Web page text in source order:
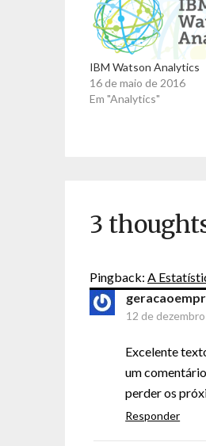
IBM Watson Analytics
16 de maio de 2016
Em "Analytics"
3
Pingback:A
12 de
Excelente
um
perder os
Responder